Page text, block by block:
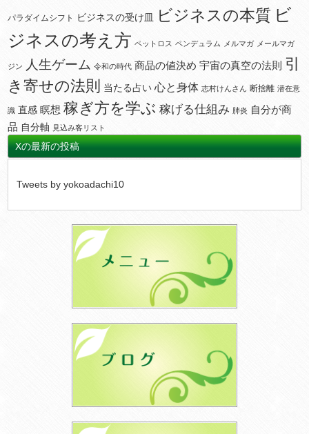
パラダイムシフト ビジネスの受け皿 ビジネスの本質 ビ
ジネスの考え方 ペットロス ペンデュラム メルマガ メールマガ
ジン 人生ゲーム 令和の時代 商品の値決め 宇宙の真空の法則 引
き寄せの法則
当たる占い 心と身体 志村けんさん 断捨離 潜在意
識 直感 瞑想 稼ぎ方を学ぶ 稼げる仕組み 肺炎 自分が商
品 自分軸 見込み客リスト
Xの最新の投稿
Tweets by yokoadachi10